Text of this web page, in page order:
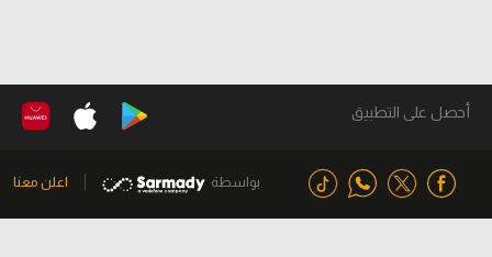
أحصل على التطبيق
بواسطة اعلن معنا